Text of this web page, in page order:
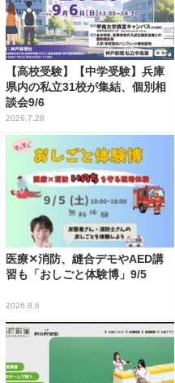
【高校受験】【中学受験】兵庫
県内の私立31校が集結、個別相
談会9/6
2026.7.28
医療✕消防、縫合デモやAED講
習も「おしごと体験博」9/5
2026.8.6